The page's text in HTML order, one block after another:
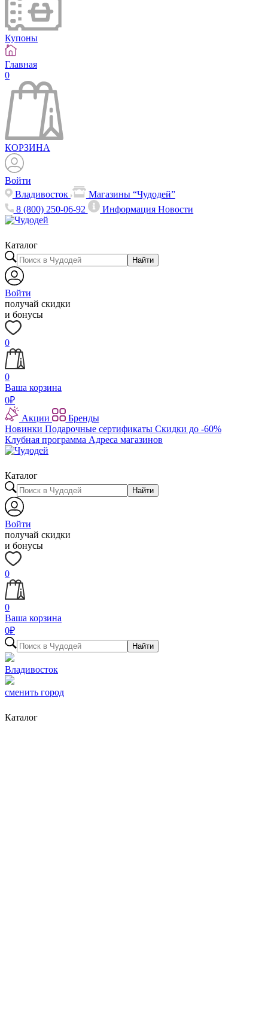
Купоны
Главная
0
КОРЗИНА
Войти
Владивосток
Магазины “Чудодей”
8 (800) 250-06-92
ИнформацияНовости
Каталог
Найти
Войти
получай скидки
и бонусы
0
0
Ваша корзина
0₽
Акции
Бренды
Новинки Подарочные сертификаты Скидки до -60%
Клубная программа Адреса магазинов
Каталог
Найти
Войти
получай скидки
и бонусы
0
0
Ваша корзина
0₽
Найти
Владивосток
сменить город
Каталог